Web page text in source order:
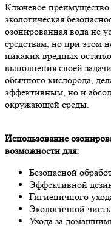
Ключевое
экологическая
озонированная вода не
средствам, но при этом
никаких вредных
выполнения своей
обычного кислорода,
эффективным, но и
окружающей среды.
Использование
возможности для:
Безопасной
Эффективной
Гигиеничного
Экологичной
Ухода за